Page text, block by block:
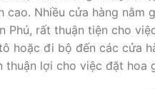
cao. Nhiều cửa hàng
Phú, rất thuận tiện cho
hoặc đi bộ đến các cửa
lợi cho việc đặt hoa